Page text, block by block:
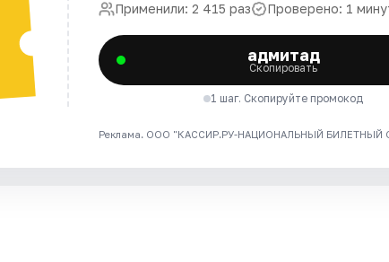
Применили: 2 415 раз Проверено: 1
адмитад
Скопировать
1 шаг. Скопируйте промокод
Реклама. ООО "КАССИР.РУ-НАЦИОНАЛЬНЫЙ БИЛЕТНЫЙ